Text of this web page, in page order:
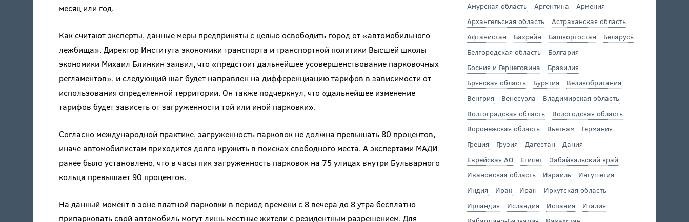
месяц или год.
Как считают эксперты, данные меры предприняты с целью освободить город от «автомобильного
лежбища». Директор Института экономики транспорта и транспортной политики Высшей школы
экономики Михаил Блинкин заявил, что «предстоит дальнейшее усовершенствование парковочных
регламентов», и следующий шаг будет направлен на дифференциацию тарифов в зависимости от
использования определенной территории. Он также подчеркнул, что «дальнейшее изменение
тарифов будет зависеть от загруженности той или иной парковки».
Согласно международной практике, загруженность парковок не должна превышать 80 процентов,
иначе автомобилистам приходится долго кружить в поисках свободного места. А экспертами МАДИ
ранее было установлено, что в часы пик загруженность парковок на 75 улицах внутри Бульварного
кольца превышает 90 процентов.
На данный момент в зоне платной парковки в период времени с 8 вечера до 8 утра бесплатно
припарковать свой автомобиль могут лишь местные жители с резидентным разрешением. Для
Амурская область
Аргентина
Армения
Архангельская область
Астраханская область
Афганистан
Бахрейн Башкортостан
Беларусь
Белгородская область
Болгария
Босния и Герцеговина
Бразилия
Брянская область
Бурятия
Великобритания
Венгрия
Венесуэла
Владимирская область
Волгоградская область
Вологодская область
Воронежская область
Вьетнам
Германия
Греция
Грузия Дагестан
Дания
Еврейская АО
Египет
Забайкальский край
Ивановская область
Израиль
Ингушетия
Индия
Ирак Иран
Иркутская область
Ирландия
Исландия Испания
Италия